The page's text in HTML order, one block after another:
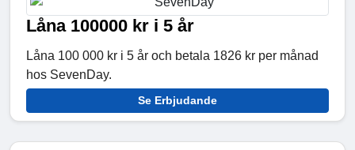
Låna 100000 kr i 5 år
Låna 100 000 kr i 5 år och betala 1826 kr per månad
hos SevenDay.
Se Erbjudande